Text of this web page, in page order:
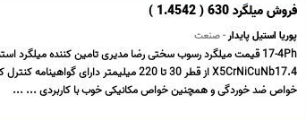
فروش میلگرد 630 ( 1.4542 )
پوریا استیل پایدار- صنعت
خواص ضد خوردگی و همچنین خواص مکانیکی خوب با کاربردی ... ...